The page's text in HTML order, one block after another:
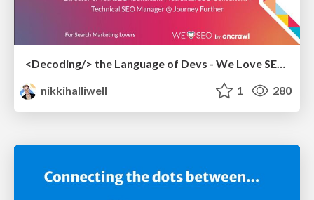
<Decoding/> the Language of Devs - We Love SEO 2024
nikkihalliwell
1 280